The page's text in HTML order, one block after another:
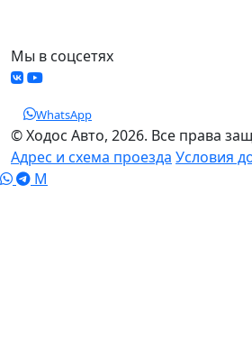
Мы в соцсетях
WhatsApp
© Ходос Авто, 2026. Все права
Адрес и схема проезда Условия
M